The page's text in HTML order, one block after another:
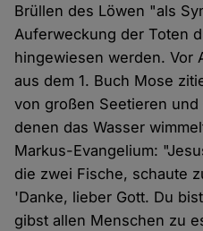
Brüllen des Löwen "als
Auferweckung der Toten
hingewiesen werden. Vor
aus dem 1. Buch Mose
von großen Seetieren
denen das Wasser
Markus-Evangelium:
die zwei Fische, schaute
'Danke, lieber Gott. Du
gibst allen Menschen zu